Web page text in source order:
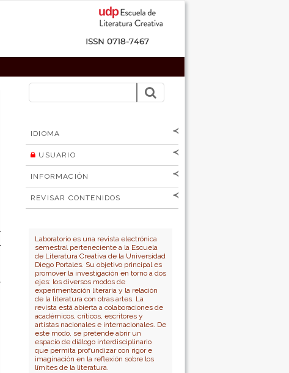
IDIOMA
[Español
USUARIO
Nombre de
usuario
Contraseña
INFORMACIÓN
Para lectores/as
Para autores
REVISAR CONTENIDOS
Autor
Título
Laboratorio es una revista electrónica
semestral perteneciente a la Escuela
de Literatura Creativa de la Universidad
Diego Portales. Su objetivo principal es
promover la investigación en torno a dos
ejes: los diversos modos de
experimentación literaria y la relación
de la literatura con otras artes. La
revista está abierta a colaboraciones de
académicos, críticos, escritores y
artistas nacionales e internacionales. De
este modo, se pretende abrir un
espacio de diálogo interdisciplinario
que permita profundizar con rigor e
imaginación en la reflexión sobre los
límites de la literatura.